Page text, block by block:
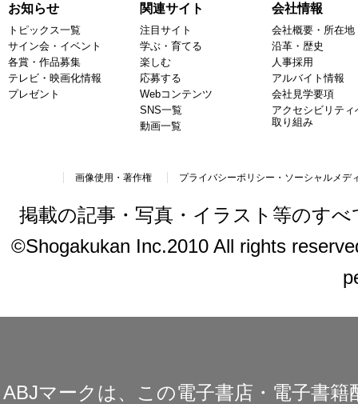
お知らせ
トピックス一覧
サイン会・イベント
各賞・作品募集
テレビ・映画化情報
プレゼント
関連サイト
注目サイト
学ぶ・育てる
楽しむ
応募する
Webコンテンツ
SNS一覧
動画一覧
会社情報
会社概要・所在地
沿革・歴史
人事採用
アルバイト情報
会社見学要項
アクセシビリティ
取り組み
画像使用・著作権 プライバシーポリシー・ソーシャルメデ
掲載の記事・写真・イラスト等のす
©Shogakukan Inc.2010 All rights
ABJマークは、この電子書店・電子書